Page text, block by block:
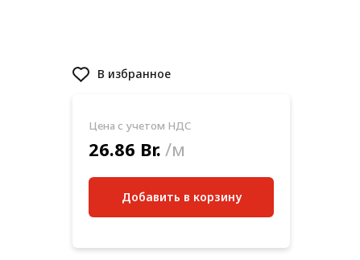
В избранное
Цена с учетом НДС
26.86 Br. /м
Добавить в корзину